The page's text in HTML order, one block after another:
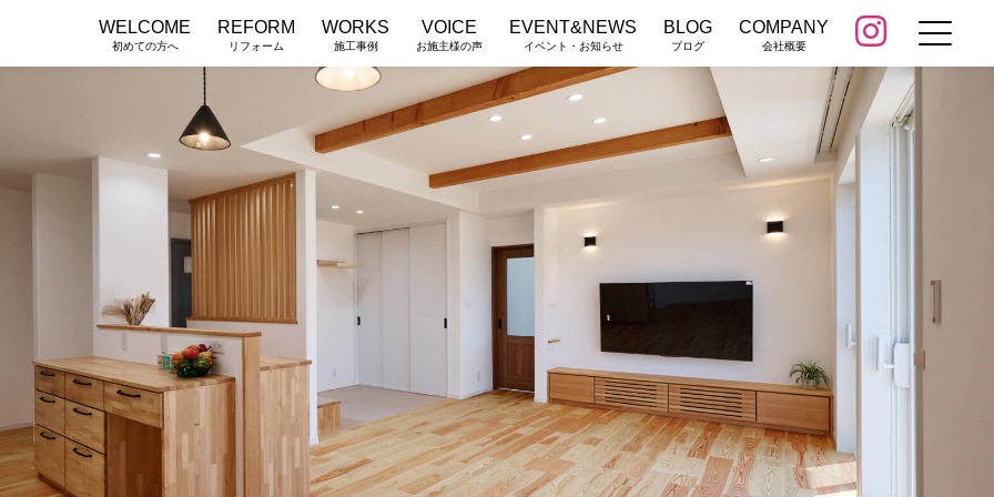
WELCOME
初めての方へ
REFORM
リフォーム
WORKS
施工事例
VOICE
お施主様の声
EVENT&NEWS
イベント・お知らせ
BLOG
ブログ
COMPANY
会社概要